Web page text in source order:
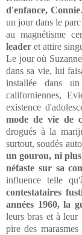
d'enfance, Connie
un jour dans le
au magnétisme
leader et attire
Le jour où
dans sa vie, lui
installée dans
californiennes,
existence
mode de vie de
drogués à la
surtout, soudés
un gourou, ni
néfaste sur sa
influence telle
contestataires
années 1960, la
leurs bras et à leur
pire des